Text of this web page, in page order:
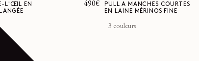
L'ŒIL EN
Prix
habituel
490€
PULL À MANCHES COURTES
EN LAINE MÉRINOS FINE
3 couleurs